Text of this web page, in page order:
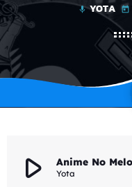
mic YOTA today
play_arrow Yota